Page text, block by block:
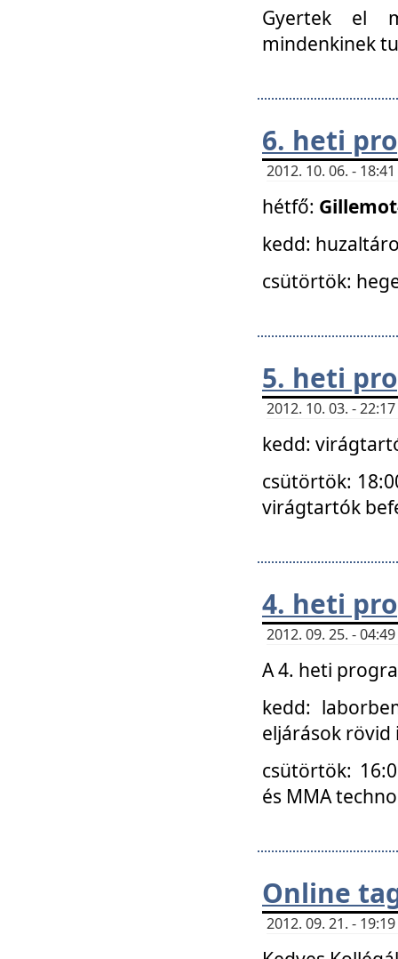
Gyertek el
mindenkinek
6. heti
2012. 10. 06. -
hétfő:
kedd:
csütörtök:
5. heti
2012. 10. 03. -
kedd:
csütörtök:
virágtartók
4. heti
2012. 09. 25. -
A 4. heti
kedd:
eljárások
csütörtök:
és MMA
Online
2012. 09. 21. -